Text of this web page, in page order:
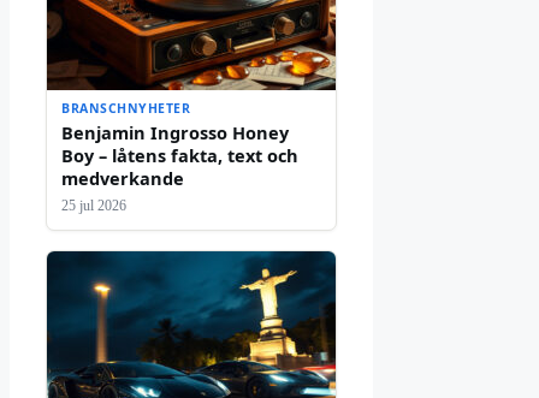
BRANSCHNYHETER
Benjamin Ingrosso Honey
Boy – låtens fakta, text och
medverkande
25 jul 2026